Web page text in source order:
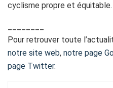
cyclisme propre et équitable.
Pour retrouver toute
notre site web, notre page
page Twitter.